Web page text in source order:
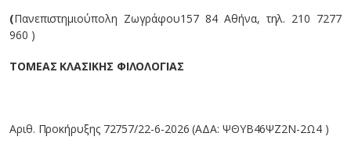
(Πανεπιστημιούπολη Ζωγράφου157 84 Αθήνα, τηλ. 210 7277
960 )
ΤΟΜΕΑΣ ΚΛΑΣΙΚΗΣ ΦΙΛΟΛΟΓΙΑΣ
Αριθ. Προκήρυξης 72757/22-6-2026 (ΑΔΑ: ΨΘΥΒ46ΨΖ2Ν-2Ω4 )